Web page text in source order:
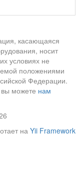
касающаяся
носит
условиях не
положениями
Федерации.
можете нам
на Yii Framework